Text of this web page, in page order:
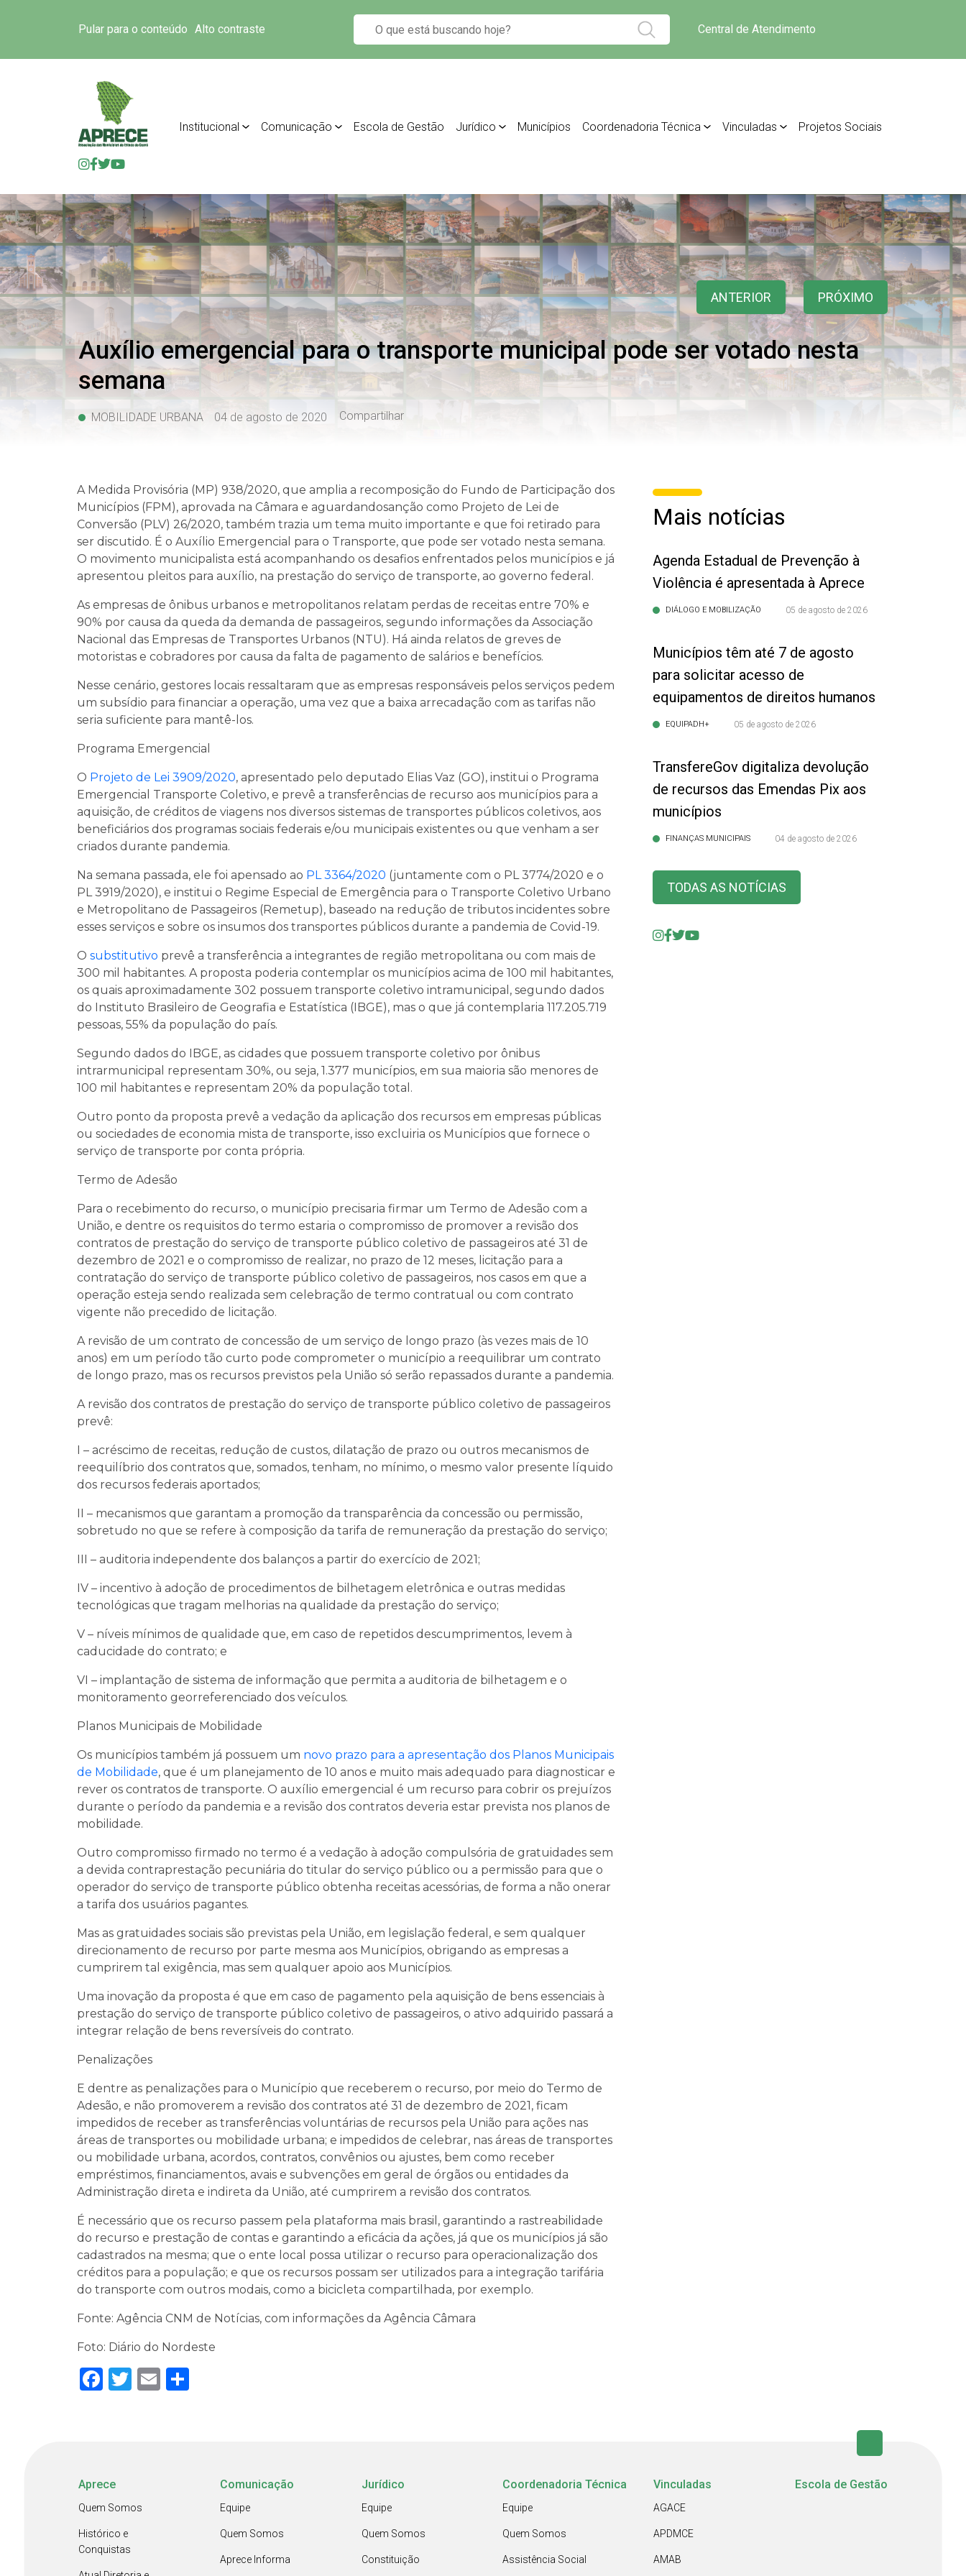
Pular para o conteúdo Alto contraste Central de Atendimento
Institucional Comunicação Escola de Gestão Jurídico Municípios Coordenadoria Técnica Vinculadas Projetos Sociais
ANTERIOR PRÓXIMO
Auxílio emergencial para o transporte municipal pode ser votado nesta
semana
MOBILIDADE URBANA 04 de agosto de 2020 Compartilhar
A Medida Provisória (MP) 938/2020, que amplia a recomposição do Fundo de Participação dos
Municípios (FPM), aprovada na Câmara e aguardandosanção como Projeto de Lei de
Conversão (PLV) 26/2020, também trazia um tema muito importante e que foi retirado para
ser discutido. É o Auxílio Emergencial para o Transporte, que pode ser votado nesta semana.
O movimento municipalista está acompanhando os desafios enfrentados pelos municípios e já
apresentou pleitos para auxílio, na prestação do serviço de transporte, ao governo federal.
As empresas de ônibus urbanos e metropolitanos relatam perdas de receitas entre 70% e
90% por causa da queda da demanda de passageiros, segundo informações da Associação
Nacional das Empresas de Transportes Urbanos (NTU). Há ainda relatos de greves de
motoristas e cobradores por causa da falta de pagamento de salários e benefícios.
Nesse cenário, gestores locais ressaltaram que as empresas responsáveis pelos serviços pedem
um subsídio para financiar a operação, uma vez que a baixa arrecadação com as tarifas não
seria suficiente para mantê-los.
Programa Emergencial
O Projeto de Lei 3909/2020, apresentado pelo deputado Elias Vaz (GO), institui o Programa
Emergencial Transporte Coletivo, e prevê a transferências de recurso aos municípios para a
aquisição, de créditos de viagens nos diversos sistemas de transportes públicos coletivos, aos
beneficiários dos programas sociais federais e/ou municipais existentes ou que venham a ser
criados durante pandemia.
Na semana passada, ele foi apensado ao PL 3364/2020 (juntamente com o PL 3774/2020 e o
PL 3919/2020), e institui o Regime Especial de Emergência para o Transporte Coletivo Urbano
e Metropolitano de Passageiros (Remetup), baseado na redução de tributos incidentes sobre
esses serviços e sobre os insumos dos transportes públicos durante a pandemia de Covid-19.
O substitutivo prevê a transferência a integrantes de região metropolitana ou com mais de
300 mil habitantes. A proposta poderia contemplar os municípios acima de 100 mil habitantes,
os quais aproximadamente 302 possuem transporte coletivo intramunicipal, segundo dados
do Instituto Brasileiro de Geografia e Estatística (IBGE), mas o que já contemplaria 117.205.719
pessoas, 55% da população do país.
Segundo dados do IBGE, as cidades que possuem transporte coletivo por ônibus
intrarmunicipal representam 30%, ou seja, 1.377 municípios, em sua maioria são menores de
100 mil habitantes e representam 20% da população total.
Outro ponto da proposta prevê a vedação da aplicação dos recursos em empresas públicas
ou sociedades de economia mista de transporte, isso excluiria os Municípios que fornece o
serviço de transporte por conta própria.
Termo de Adesão
Para o recebimento do recurso, o município precisaria firmar um Termo de Adesão com a
União, e dentre os requisitos do termo estaria o compromisso de promover a revisão dos
contratos de prestação do serviço de transporte público coletivo de passageiros até 31 de
dezembro de 2021 e o compromisso de realizar, no prazo de 12 meses, licitação para a
contratação do serviço de transporte público coletivo de passageiros, nos casos em que a
operação esteja sendo realizada sem celebração de termo contratual ou com contrato
vigente não precedido de licitação.
A revisão de um contrato de concessão de um serviço de longo prazo (às vezes mais de 10
anos) em um período tão curto pode comprometer o município a reequilibrar um contrato
de longo prazo, mas os recursos previstos pela União só serão repassados durante a pandemia.
A revisão dos contratos de prestação do serviço de transporte público coletivo de passageiros
prevê:
I – acréscimo de receitas, redução de custos, dilatação de prazo ou outros mecanismos de
reequilíbrio dos contratos que, somados, tenham, no mínimo, o mesmo valor presente líquido
dos recursos federais aportados;
II – mecanismos que garantam a promoção da transparência da concessão ou permissão,
sobretudo no que se refere à composição da tarifa de remuneração da prestação do serviço;
III – auditoria independente dos balanços a partir do exercício de 2021;
IV – incentivo à adoção de procedimentos de bilhetagem eletrônica e outras medidas
tecnológicas que tragam melhorias na qualidade da prestação do serviço;
V – níveis mínimos de qualidade que, em caso de repetidos descumprimentos, levem à
caducidade do contrato; e
VI – implantação de sistema de informação que permita a auditoria de bilhetagem e o
monitoramento georreferenciado dos veículos.
Planos Municipais de Mobilidade
Os municípios também já possuem um novo prazo para a apresentação dos Planos Municipais
de Mobilidade, que é um planejamento de 10 anos e muito mais adequado para diagnosticar e
rever os contratos de transporte. O auxílio emergencial é um recurso para cobrir os prejuízos
durante o período da pandemia e a revisão dos contratos deveria estar prevista nos planos de
mobilidade.
Outro compromisso firmado no termo é a vedação à adoção compulsória de gratuidades sem
a devida contraprestação pecuniária do titular do serviço público ou a permissão para que o
operador do serviço de transporte público obtenha receitas acessórias, de forma a não onerar
a tarifa dos usuários pagantes.
Mas as gratuidades sociais são previstas pela União, em legislação federal, e sem qualquer
direcionamento de recurso por parte mesma aos Municípios, obrigando as empresas a
cumprirem tal exigência, mas sem qualquer apoio aos Municípios.
Uma inovação da proposta é que em caso de pagamento pela aquisição de bens essenciais à
prestação do serviço de transporte público coletivo de passageiros, o ativo adquirido passará a
integrar relação de bens reversíveis do contrato.
Penalizações
E dentre as penalizações para o Município que receberem o recurso, por meio do Termo de
Adesão, e não promoverem a revisão dos contratos até 31 de dezembro de 2021, ficam
impedidos de receber as transferências voluntárias de recursos pela União para ações nas
áreas de transportes ou mobilidade urbana; e impedidos de celebrar, nas áreas de transportes
ou mobilidade urbana, acordos, contratos, convênios ou ajustes, bem como receber
empréstimos, financiamentos, avais e subvenções em geral de órgãos ou entidades da
Administração direta e indireta da União, até cumprirem a revisão dos contratos.
É necessário que os recurso passem pela plataforma mais brasil, garantindo a rastreabilidade
do recurso e prestação de contas e garantindo a eficácia da ações, já que os municípios já são
cadastrados na mesma; que o ente local possa utilizar o recurso para operacionalização dos
créditos para a população; e que os recursos possam ser utilizados para a integração tarifária
do transporte com outros modais, como a bicicleta compartilhada, por exemplo.
Fonte: Agência CNM de Notícias, com informações da Agência Câmara
Foto: Diário do Nordeste
Facebook
Twitter
Email
Mais notícias
Agenda Estadual de Prevenção à
Violência é apresentada à Aprece
DIÁLOGO E MOBILIZAÇÃO 05 de agosto de 2026
Municípios têm até 7 de agosto
para solicitar acesso de
equipamentos de direitos humanos
EQUIPADH+ 05 de agosto de 2026
TransfereGov digitaliza devolução
de recursos das Emendas Pix aos
municípios
FINANÇAS MUNICIPAIS 04 de agosto de 2026
TODAS AS NOTÍCIAS
Aprece
Quem Somos
Histórico e
Conquistas
Comunicação
Equipe
Quem Somos
Aprece Informa
Jurídico
Equipe
Quem Somos
Constituição
Coordenadoria Técnica
Equipe
Quem Somos
Assistência Social
Vinculadas
AGACE
APDMCE
AMAB
Escola de Gestão